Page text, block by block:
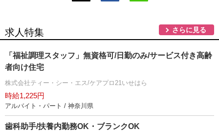
求人特集 さらに見る
「福祉調理スタッフ」無資格可/日勤のみ/サービス付き高齢
者向け住宅
株式会社ティー・シー・エス/ケアプロ21いせはら
時給1,225円
アルバイト・パート / 神奈川県
歯科助手/扶養内勤務OK・ブランクOK